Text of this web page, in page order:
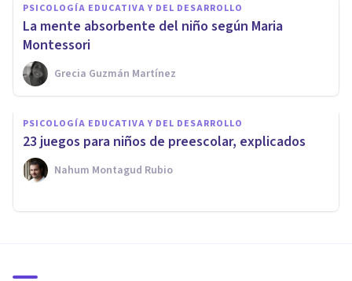
PSICOLOGÍA EDUCATIVA Y DEL DESARROLLO
La mente absorbente del niño según Maria
Montessori
Grecia Guzmán Martínez
PSICOLOGÍA EDUCATIVA Y DEL DESARROLLO
23 juegos para niños de preescolar, explicados
Nahum Montagud Rubio